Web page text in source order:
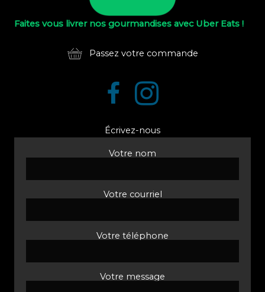
Faites vous livrer nos gourmandises avec Uber Eats !
Passez votre commande
Écrivez-nous
Votre nom
Votre courriel
Votre téléphone
Votre message